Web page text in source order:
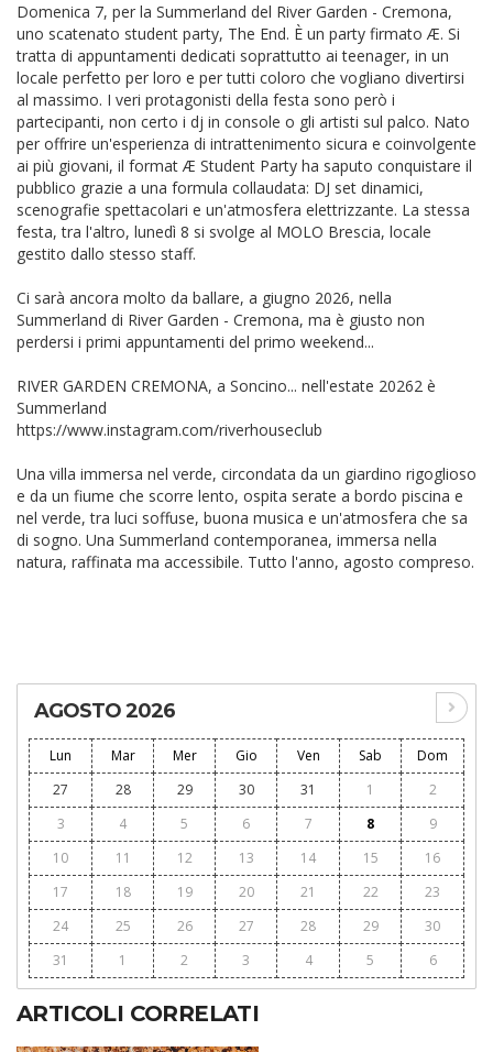
Domenica 7, per la Summerland del River Garden - Cremona,
uno scatenato student party, The End. È un party firmato Æ. Si
tratta di appuntamenti dedicati soprattutto ai teenager, in un
locale perfetto per loro e per tutti coloro che vogliano divertirsi
al massimo. I veri protagonisti della festa sono però i
partecipanti, non certo i dj in console o gli artisti sul palco. Nato
per offrire un'esperienza di intrattenimento sicura e coinvolgente
ai più giovani, il format Æ Student Party ha saputo conquistare il
pubblico grazie a una formula collaudata: DJ set dinamici,
scenografie spettacolari e un'atmosfera elettrizzante. La stessa
festa, tra l'altro, lunedì 8 si svolge al MOLO Brescia, locale
gestito dallo stesso staff.
Ci sarà ancora molto da ballare, a giugno 2026, nella
Summerland di River Garden - Cremona, ma è giusto non
perdersi i primi appuntamenti del primo weekend...
RIVER GARDEN CREMONA, a Soncino... nell'estate 20262 è
Summerland
https://www.instagram.com/riverhouseclub
Una villa immersa nel verde, circondata da un giardino rigoglioso
e da un fiume che scorre lento, ospita serate a bordo piscina e
nel verde, tra luci soffuse, buona musica e un'atmosfera che sa
di sogno. Una Summerland contemporanea, immersa nella
natura, raffinata ma accessibile. Tutto l'anno, agosto compreso.
AGOSTO 2026
Lun Mar Mer Gio Ven Sab
Dom
27
28 29 30 31 1
2
3
4 5 6 7 8
9
10
11 12 13 14 15
16
17
18 19 20 21 22
23
24
25 26 27 28 29
30
31
1 2 3 4 5 6
ARTICOLI CORRELATI